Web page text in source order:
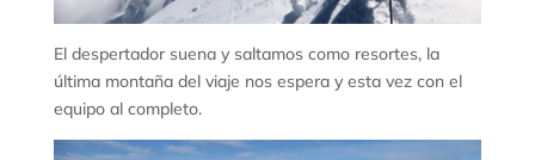
El despertador suena y saltamos como resortes, la
última montaña del viaje nos espera y esta vez con el
equipo al completo.